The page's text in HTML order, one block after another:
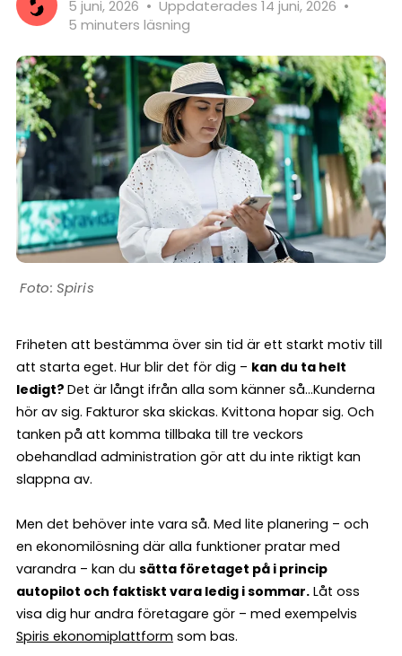
5 juni, 2026 • Uppdaterades 14 juni, 2026 •
5 minuters läsning
Spiris
Friheten att bestämma över sin tid är ett starkt motiv till
att starta eget. Hur blir det för dig – kan du ta helt
ledigt? Det är långt ifrån alla som känner så…Kunderna
hör av sig. Fakturor ska skickas. Kvittona hopar sig. Och
tanken på att komma tillbaka till tre veckors
obehandlad administration gör att du inte riktigt kan
slappna av.
Men det behöver inte vara så. Med lite planering – och
en ekonomilösning där alla funktioner pratar med
varandra – kan du sätta företaget på i princip
autopilot och faktiskt vara ledig i sommar. Låt oss
visa dig hur andra företagare gör – med exempelvis
Spiris ekonomiplattform som bas.